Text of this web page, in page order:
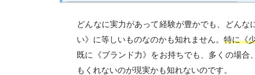
どんなに実力があって経験が豊かでも、どん
い》に等しいものなのかも知れません。特に《
既に《ブランド力》をお持ちでも、多くの場
もくれないのが現実かも知れないのです。